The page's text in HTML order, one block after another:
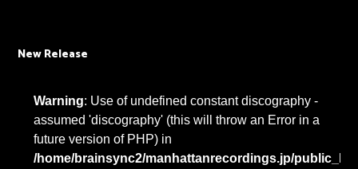
New Release
Warning: Use of undefined constant discography -
assumed 'discography' (this will throw an Error in a
future version of PHP) in
/home/brainsync2/manhattanrecordings.jp/